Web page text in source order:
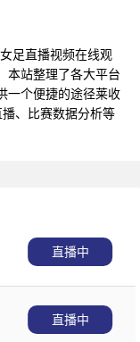
足直播视频在线观
本站整理了各大平台
一个便捷的途径莱收
、比赛数据分析等
直播中
直播中